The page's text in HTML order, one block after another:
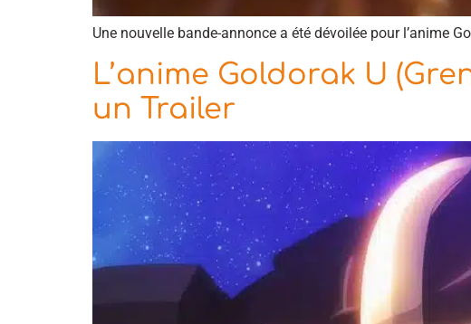
Une nouvelle bande-annonce a été dévoilée pour l’anime
L’anime Goldorak U
un Trailer